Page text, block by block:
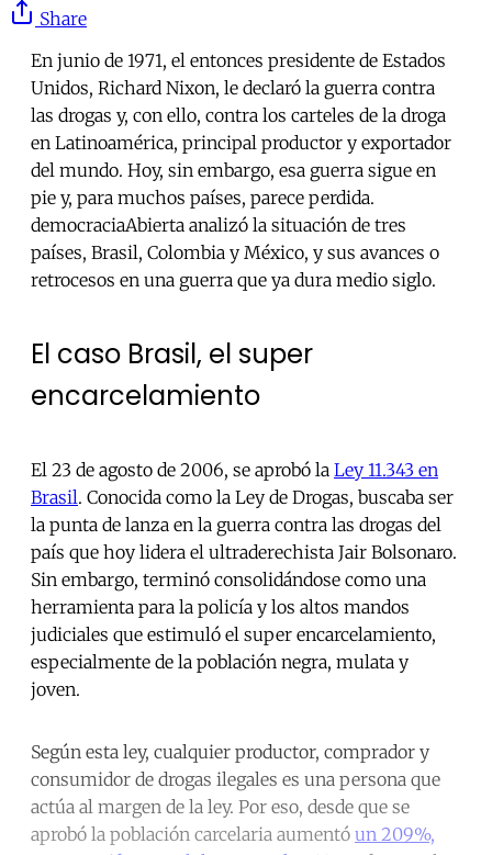
Share
En junio de 1971, el entonces presidente de Estados
Unidos, Richard Nixon, le declaró la guerra contra
las drogas y, con ello, contra los carteles de la droga
en Latinoamérica, principal productor y exportador
del mundo. Hoy, sin embargo, esa guerra sigue en
pie y, para muchos países, parece perdida.
democraciaAbierta analizó la situación de tres
países, Brasil, Colombia y México, y sus avances o
retrocesos en una guerra que ya dura medio siglo.
El caso Brasil, el super
encarcelamiento
El 23 de agosto de 2006, se aprobó la Ley 11.343 en
Brasil. Conocida como la Ley de Drogas, buscaba ser
la punta de lanza en la guerra contra las drogas del
país que hoy lidera el ultraderechista Jair Bolsonaro.
Sin embargo, terminó consolidándose como una
herramienta para la policía y los altos mandos
judiciales que estimuló el super encarcelamiento,
especialmente de la población negra, mulata y
joven.
Según esta ley, cualquier productor, comprador y
consumidor de drogas ilegales es una persona que
actúa al margen de la ley. Por eso, desde que se
aprobó la población carcelaria aumentó un 209%,